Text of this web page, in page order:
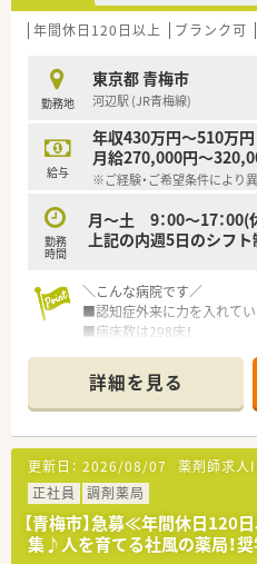
年間休日120日以上 ブランク可
勤務地
東京都 青梅市
河辺駅 (JR青梅線)
給与
年収430万円～510万円
月給270,000円～
※ご経験・ご希望条件により
勤務
時間
月～土 9：00～17：00(
上記の内週5日のシフト
＼こんな病院です／
■認知症外来に力を入れて
■病床数は298床！
力をいれております
＼こんな働き方です／
■勤務時間が17時迄！残業も
との両立がしやすい環境で
■有休を1時間単位で使用す
にお休みも取得可能。
■最寄駅から無料の送迎バス
■産休・育休取得者多数！お
が可能です♪
詳細を見る
更新日： 2026/08/07 薬剤師求人
正社員
調剤薬局
【青梅市】急募≪年間休日120
集♪人を育てる社風の薬局！